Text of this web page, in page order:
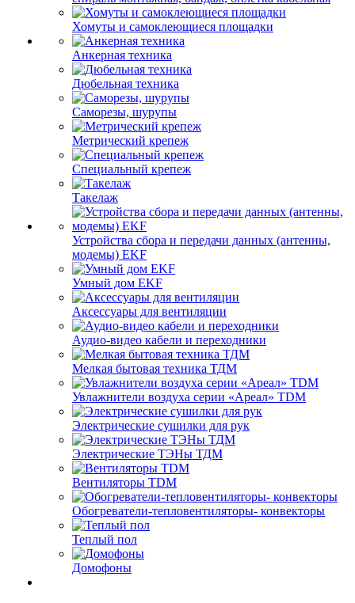
Хомуты и самоклеющиеся площадки
Анкерная техника
Дюбельная техника
Саморезы, шурупы
Метрический крепеж
Специальный крепеж
Такелаж
Устройства сбора и передачи данных (антенны,
модемы) EKF
Умный дом EKF
Аксессуары для вентиляции
Аудио-видео кабели и переходники
Мелкая бытовая техника ТДМ
Увлажнители воздуха серии «Ареал» TDM
Электрические сушилки для рук
Электрические ТЭНы ТДМ
Вентиляторы TDM
Обогреватели-тепловентиляторы- конвекторы
Теплый пол
Домофоны